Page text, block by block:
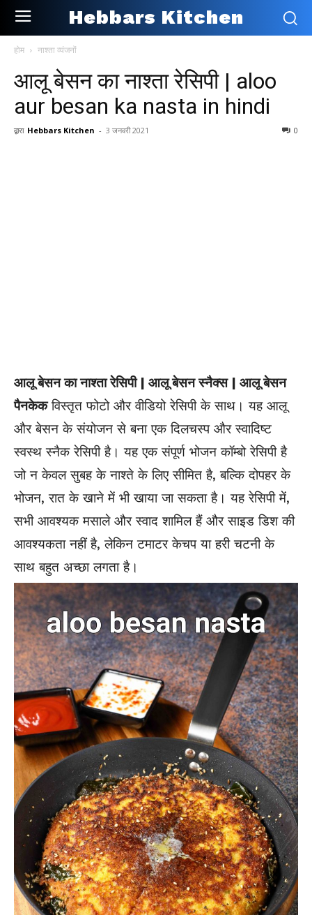
Hebbars Kitchen
होम नाश्ता व्यंजनों
आलू बेसन का नाश्ता रेसिपी | aloo
aur besan ka nasta in hindi
द्वारा Hebbars Kitchen - 3 जनवरी 2021 0
आलू बेसन का नाश्ता रेसिपी | आलू बेसन स्नैक्स | आलू बेसन
पैनकेकविस्तृत फोटो और वीडियो रेसिपी के साथ। यह आलू
और बेसन के संयोजन से बना एक दिलचस्प और स्वादिष्ट
स्वस्थ स्नैक रेसिपी है। यह एक संपूर्ण भोजन कॉम्बो रेसिपी है
जो न केवल सुबह के नाश्ते के लिए सीमित है, बल्कि दोपहर के
भोजन, रात के खाने में भी खाया जा सकता है। यह रेसिपी में,
सभी आवश्यक मसाले और स्वाद शामिल हैं और साइड डिश की
आवश्यकता नहीं है, लेकिन टमाटर केचप या हरी चटनी के
साथ बहुत अच्छा लगता है।